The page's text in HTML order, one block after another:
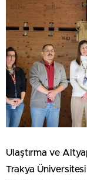
Ulaştırma ve
Trakya